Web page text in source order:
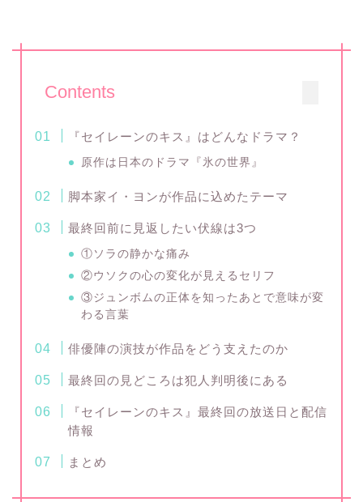
Contents
『セイレーンのキス』はどんなドラマ？
原作は日本のドラマ『氷の世界』
脚本家イ・ヨンが作品に込めたテーマ
最終回前に見返したい伏線は3つ
①ソラの静かな痛み
②ウソクの心の変化が見えるセリフ
③ジュンボムの正体を知ったあとで意味が変
わる言葉
俳優陣の演技が作品をどう支えたのか
最終回の見どころは犯人判明後にある
『セイレーンのキス』最終回の放送日と配信
情報
まとめ